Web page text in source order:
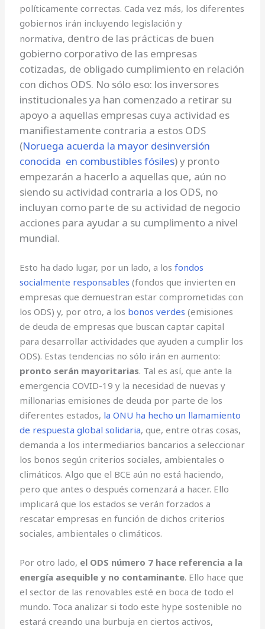
políticamente correctas. Cada vez más, los diferentes
gobiernos irán incluyendo legislación y
normativa, dentro de las prácticas de buen
gobierno corporativo de las empresas
cotizadas, de obligado cumplimiento en relación
con dichos ODS. No sólo eso: los inversores
institucionales ya han comenzado a retirar su
apoyo a aquellas empresas cuya actividad es
manifiestamente contraria a estos ODS
(Noruega acuerda la mayor desinversión
conocida en combustibles fósiles) y pronto
empezarán a hacerlo a aquellas que, aún no
siendo su actividad contraria a los ODS, no
incluyan como parte de su actividad de negocio
acciones para ayudar a su cumplimento a nivel
mundial.
Esto ha dado lugar, por un lado, a losfondos
socialmente responsables (fondos que invierten en
empresas que demuestran estar comprometidas con
los ODS) y, por otro, a los bonos verdes (emisiones
de deuda de empresas que buscan captar capital
para desarrollar actividades que ayuden a cumplir los
ODS). Estas tendencias no sólo irán en aumento:
pronto serán mayoritarias. Tal es así, que ante la
emergencia COVID-19 y la necesidad de nuevas y
millonarias emisiones de deuda por parte de los
diferentes estados, la ONU ha hecho un llamamiento
de respuesta global solidaria, que, entre otras cosas,
demanda a los intermediarios bancarios a seleccionar
los bonos según criterios sociales, ambientales o
climáticos. Algo que el BCE aún no está haciendo,
pero que antes o después comenzará a hacer. Ello
implicará que los estados se verán forzados a
rescatar empresas en función de dichos criterios
sociales, ambientales o climáticos.
Por otro lado, el ODS número 7 hace referencia a la
energía asequible y no contaminante. Ello hace que
el sector de las renovables esté en boca de todo el
mundo. Toca analizar si todo este hype sostenible no
estará creando una burbuja en ciertos activos,